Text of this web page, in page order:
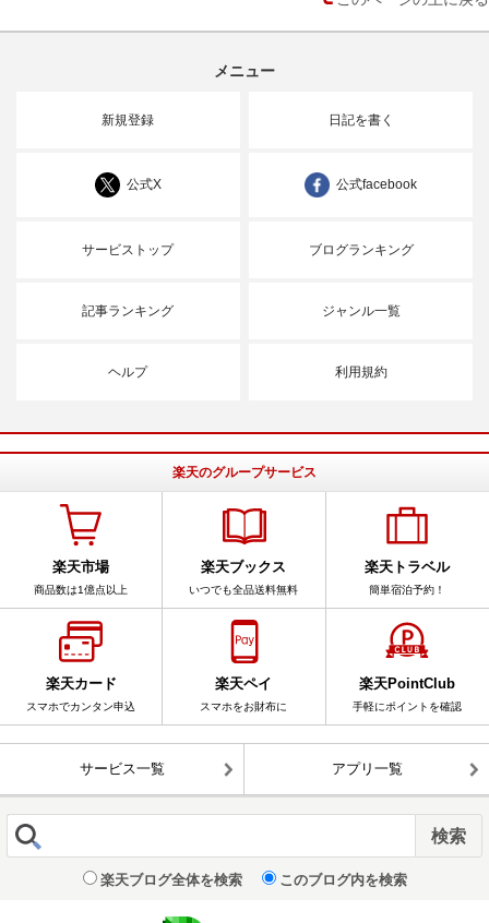
メニュー
新規登録 日記を書く
公式X 公式facebook
サービストップ ブログランキング
記事ランキング ジャンル一覧
ヘルプ 利用規約
楽天のグループサービス
楽天市場
商品数は1億点以上
楽天ブックス
いつでも全品送料無料
楽天トラベル
簡単宿泊予約！
楽天カード
スマホでカンタン申込
楽天ペイ
スマホをお財布に
楽天PointClub
手軽にポイントを確認
サービス一覧 アプリ一覧
楽天ブログ全体を検索 このブログ内を検索